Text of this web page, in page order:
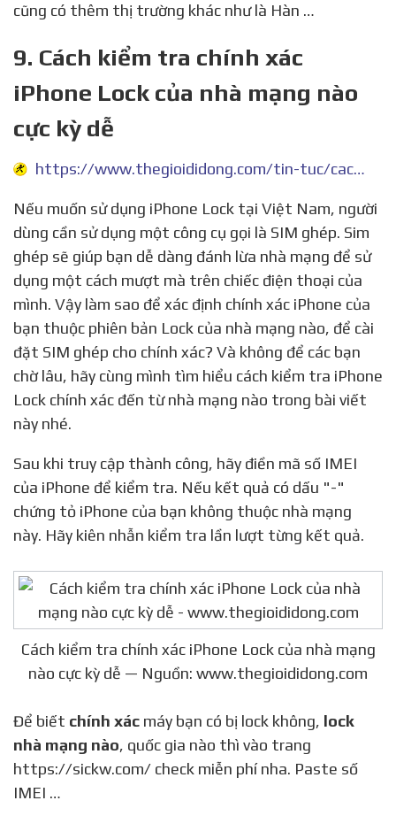
cũng có thêm thị trường khác như là Hàn …
9. Cách kiểm tra chính xác
iPhone Lock của nhà mạng nào
cực kỳ dễ
https://www.thegioididong.com/tin-tuc/cach-kiem-tra-chinh-xac-iphone-lock-den-tu-nha-mang-nao-953342
Nếu muốn sử dụng iPhone Lock tại Việt Nam, người
dùng cần sử dụng một công cụ gọi là SIM ghép. Sim
ghép sẽ giúp bạn dễ dàng đánh lừa nhà mạng để sử
dụng một cách mượt mà trên chiếc điện thoại của
mình. Vậy làm sao để xác định chính xác iPhone của
bạn thuộc phiên bản Lock của nhà mạng nào, để cài
đặt SIM ghép cho chính xác? Và không để các bạn
chờ lâu, hãy cùng mình tìm hiểu cách kiểm tra iPhone
Lock chính xác đến từ nhà mạng nào trong bài viết
này nhé.
Sau khi truy cập thành công, hãy điền mã số IMEI
của iPhone để kiểm tra. Nếu kết quả có dấu "-"
chứng tỏ iPhone của bạn không thuộc nhà mạng
này. Hãy kiên nhẫn kiểm tra lần lượt từng kết quả.
Cách kiểm tra chính xác iPhone Lock của nhà mạng
nào cực kỳ dễ — Nguồn: www.thegioididong.com
Để biết chính xác máy bạn có bị lock không, lock
nhà mạng nào, quốc gia nào thì vào trang
https://sickw.com/ check miễn phí nha. Paste số
IMEI …